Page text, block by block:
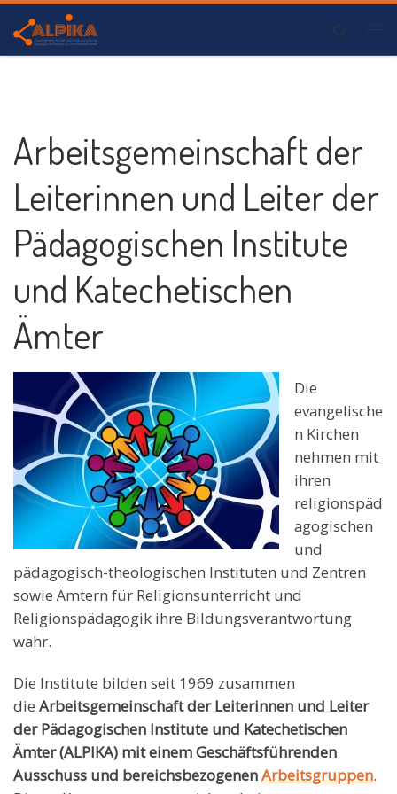
Zum Inhalt springen
Search
Arbeitsgemeinschaft der
Leiterinnen und Leiter der
Pädagogischen Institute
und Katechetischen
Ämter
Die
evangelische
n Kirchen
nehmen mit
ihren
religionspäd
agogischen
und
pädagogisch-theologischen Instituten und Zentren
sowie Ämtern für Religionsunterricht und
Religionspädagogik ihre Bildungsverantwortung
wahr.
Die Institute bilden seit 1969 zusammen
die Arbeitsgemeinschaft der Leiterinnen und Leiter
der Pädagogischen Institute und Katechetischen
Ämter (ALPIKA) mit einem Geschäftsführenden
Ausschuss und bereichsbezogenenArbeitsgruppen.